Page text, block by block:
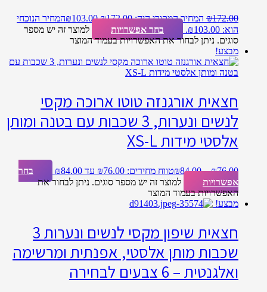
₪172.00 המחיר המקורי היה: ₪172.00. ₪103.00
המחיר הנוכחי
הוא: ₪103.00.
בחר אפשרויות
למוצר זה יש מספר
סוגים. ניתן לבחור את האפשרויות בעמוד המוצר
מבצע!
חצאית אורגנזה טוטו ארוכה מקסי
לנשים ונערות, 3 שכבות עם בטנה ומותן
אלסטי מידות XS-L
₪76.00
–
₪84.00 טווח מחירים: ⁦₪76.00⁩ עד ⁦₪84.00⁩
בחר
אפשרויות
למוצר זה יש מספר סוגים. ניתן לבחור את
האפשרויות בעמוד המוצר
מבצע!
חצאית שיפון מקסי לנשים ונערות 3
שכבות מותן אלסטי, אפנתית ומרשימה
ואלגנטית – 6 צבעים לבחירה